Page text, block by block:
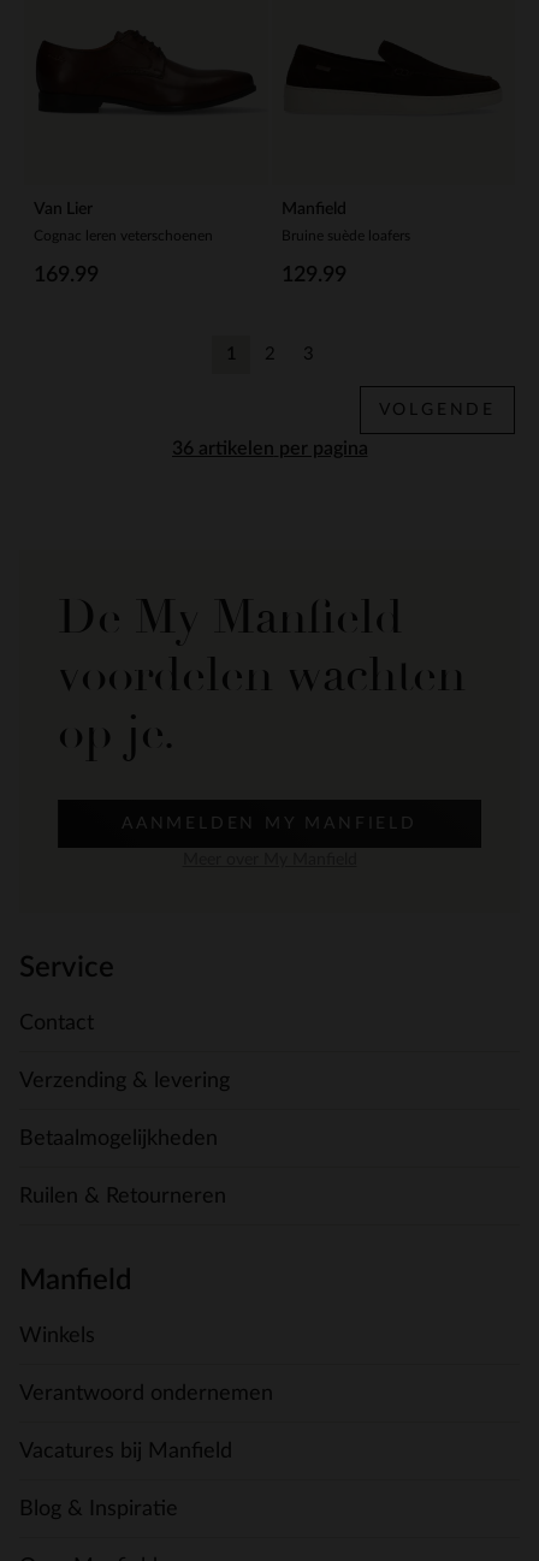
Van Lier
Cognac leren veterschoenen
169.99
Manfield
Bruine suède loafers
129.99
per pagina
1 2 3
VOLGENDE
De My Manfield
voordelen wachten
op je.
AANMELDEN MY MANFIELD
Service
Contact
Verzending & levering
Betaalmogelijkheden
Ruilen & Retourneren
Manfield
Winkels
Verantwoord ondernemen
Vacatures bij Manfield
Blog & Inspiratie